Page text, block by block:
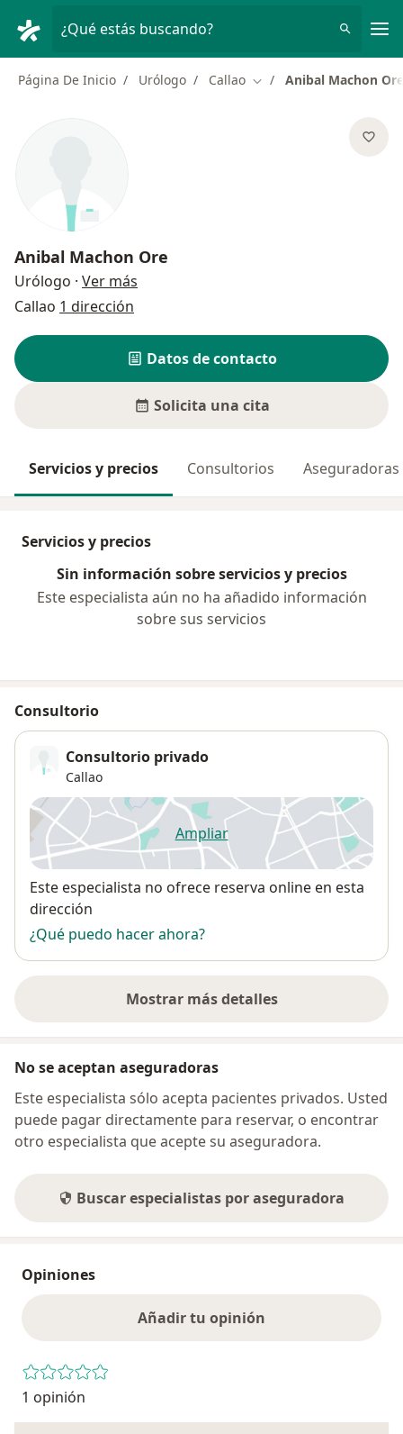
¿Qué estás buscando?
Página De Inicio Urólogo Callao Cambiar de ciudad
Anibal Machon Ore
Anibal Machon Ore
Urólogo · Ver más
Callao 1 dirección
Datos de contacto
Solicita una cita
Servicios y precios Consultorios Aseguradoras
Servicios y precios
Sin información sobre servicios y precios
Este especialista aún no ha añadido información
sobre sus servicios
Consultorio
Consultorio privado
Callao
Ampliarse abre en una nueva
Disponibilidad
Este especialista no ofrece reserva online en esta
dirección
¿Qué puedo hacer ahora?
Mostrar más detalles
sobre la dirección
No se aceptan aseguradoras
Este especialista sólo acepta pacientes privados. Usted
puede pagar directamente para reservar, o encontrar
otro especialista que acepte su aseguradora.
Buscar especialistas por aseguradora
Opiniones
Añadir tu opinión
1 opinión